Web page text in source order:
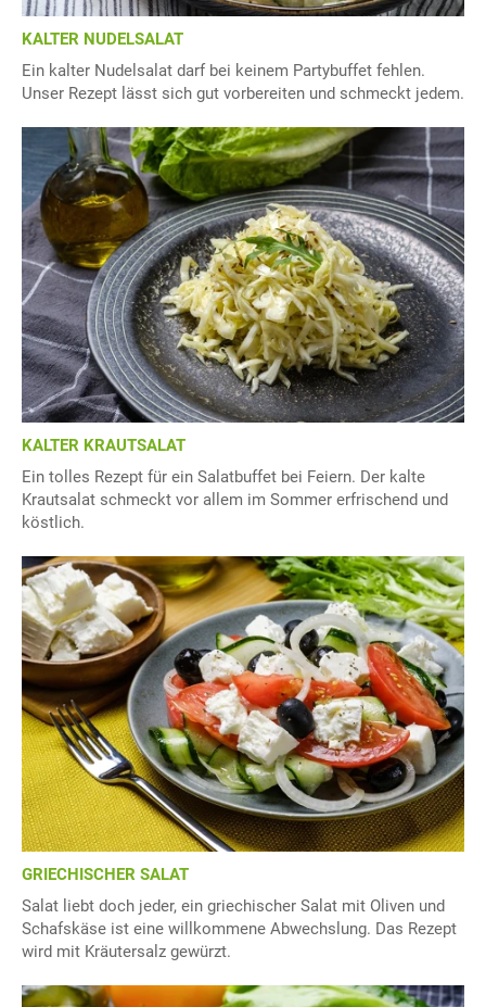
KALTER NUDELSALAT
Ein kalter Nudelsalat darf bei keinem Partybuffet fehlen.
Unser Rezept lässt sich gut vorbereiten und schmeckt jedem.
KALTER KRAUTSALAT
Ein tolles Rezept für ein Salatbuffet bei Feiern. Der kalte
Krautsalat schmeckt vor allem im Sommer erfrischend und
köstlich.
GRIECHISCHER SALAT
Salat liebt doch jeder, ein griechischer Salat mit Oliven und
Schafskäse ist eine willkommene Abwechslung. Das Rezept
wird mit Kräutersalz gewürzt.